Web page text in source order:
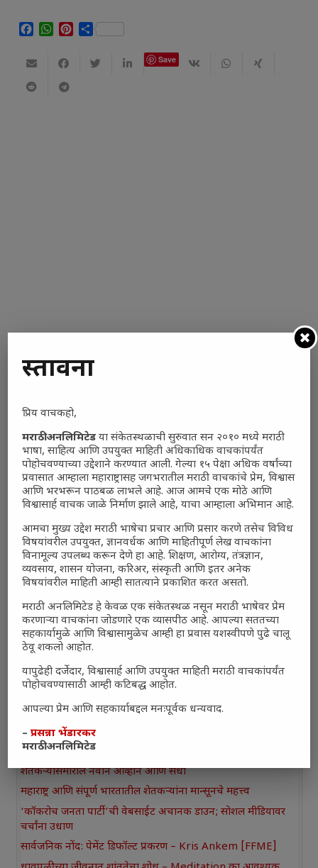
Facebook
WhatsApp
Pinterest
Share
Save
bajirao mastani,maratha Shrimant Bajirao Peshwa,
rawarkhedi madhya pradesh,Shrimant Bajirao Peshwa
Bajirao Peshwa wikipedia
Recent Posts
सामान्य आजारांवर गावठी उपाय – घरच्या घरी मिळवा प्राथमिक आराम
आजच्या युगातील तरुण पिढी कुठे हरवली?
महाराष्ट्रातील किल्ल्यांचे महत्त्व : स्वराज्याच्या वैभवशाली इतिहासाचे
साक्षीदार
₹370 ची बिर्याणी” आणि हरवत चाललेली संवेदनशीलता : आजच्या
तरुणांच्या मनात नेमकं काय चाललंय?
यश आणि आत्मविश्वास: स्वप्नांना वास्तवात बदलण्याची शक्ती
शेतकऱ्यांसमोरील नवीन आव्हाने आणि संधी
महाराष्ट्र आणि संपूर्ण भारतातील शेतकऱ्यांना मान्सूनचे महत्त्व
‘कॉकरोच जनता पार्टी’ची वेबसाईट अचानक डाउन; सोशल मीडियावर
चर्चांना उधाण
सार्वजनिक नोंद: पेमेंट डिफॉल्ट प्रकरण – Kris Ankem [FFME]
प्रस्तावना
प्रिय वाचकहो,
मराठी अनलिमिटेड या संकेतस्थळाची सुरुवात सन २०१० मध्ये मराठी
भाषा, साहित्य आणि उपयुक्त माहिती अधिकाधिक वाचकांपर्यंत
पोहोचवण्याच्या उद्देशाने करण्यात आली. गेल्या १५ पेक्षा अधिक वर्षांच्या
प्रवासात आम्हाला महाराष्ट्रासह जगभरातील मराठी वाचकांचे प्रेम, विश्वास
आणि भरभरून पाठबळ लाभले आहे. आज आमचे एक मोठे आणि
विश्वासार्ह वाचक जाळे निर्माण झाले आहे, याचा आम्हाला अभिमान आहे.
आमचा मुख्य उद्देश मराठी भाषेचा प्रचार आणि प्रसार करणे तसेच विविध
विषयांवरील उपयुक्त, ज्ञानवर्धक आणि माहितीपूर्ण लेख वाचकांना
विनामूल्य उपलब्ध करून देणे हा आहे. शिक्षण, आरोग्य, तंत्रज्ञान,
व्यवसाय, शासन योजना, करिअर, संस्कृती आणि इतर अनेक
विषयांवरील माहिती आम्ही सातत्याने प्रकाशित करत असतो.
मराठी अनलिमिटेड हे केवळ एक संकेतस्थळ नसून मराठी भाषेवर प्रेम
करणाऱ्या वाचकांना जोडणारे एक व्यासपीठ आहे. आपल्या सततच्या
सहकार्यामुळे आणि विश्वासामुळेच आम्ही हा प्रवास यशस्वीपणे पुढे चालू
ठेवू शकलो आहोत.
यापुढेही दर्जेदार, विश्वासार्ह आणि उपयुक्त माहिती मराठी वाचकांपर्यंत
पोहोचवण्यासाठी आम्ही कटिबद्ध आहोत.
आपल्या प्रेम आणि सहकार्याबद्दल मनःपूर्वक धन्यवाद.
–प्रसन्ना भेंडारकर
मराठी अनलिमिटेड